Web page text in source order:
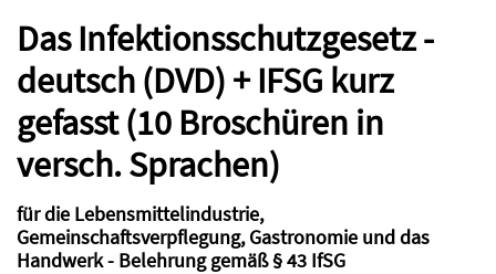
Das Infektionsschutzgesetz -
deutsch (DVD) + IFSG kurz
gefasst (10 Broschüren in
versch. Sprachen)
für die Lebensmittelindustrie,
Gemeinschaftsverpflegung, Gastronomie und das
Handwerk - Belehrung gemäß § 43 IfSG